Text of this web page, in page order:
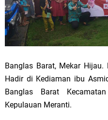
Banglas Barat, Mekar
Hadir di Kediaman ibu
Banglas Barat
Kepulauan Meranti.